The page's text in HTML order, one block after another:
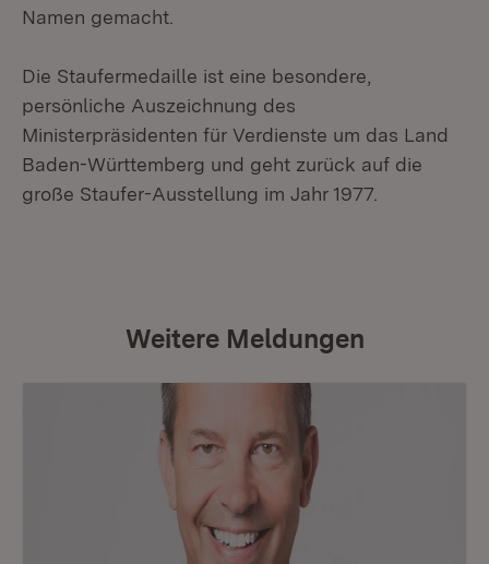
Namen gemacht.
Die Staufermedaille ist eine besondere,
persönliche Auszeichnung des
Ministerpräsidenten für Verdienste um das Land
Baden-Württemberg und geht zurück auf die
große Staufer-Ausstellung im Jahr 1977.
Weitere Meldungen